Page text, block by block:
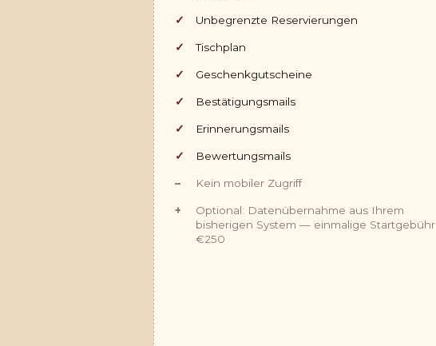
Unbegrenzte Reservierungen
Tischplan
Geschenkgutscheine
Bestätigungsmails
Erinnerungsmails
Bewertungsmails
Kein mobiler Zugriff
Optional: Datenübernahme aus Ihrem
bisherigen System — einmalige Startgebühr
€250